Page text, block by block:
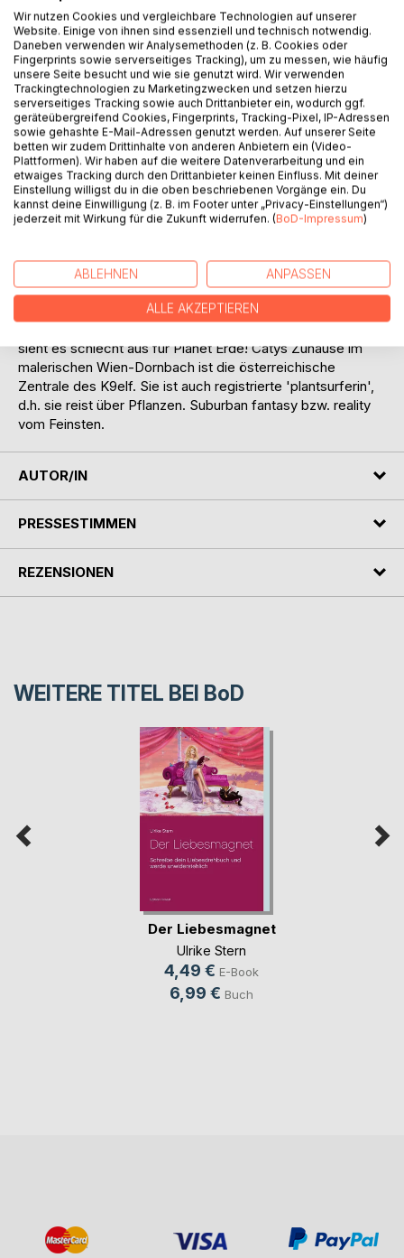
Auf die Merkliste
Titel bewerten
BESCHREIBUNG
Eine Blondine namens Caty A. Gärtner, die eine Elfe ist, ein
Lionel H. Rich, der der Leiter des Kobra9elf Kommandos
ist, ermitteln im Dienste Ihrer Zwergenmajestät. Im ersten
Abenteuer muss das Ermittlerteam die Smaragde der
sieht es schlecht aus für Planet Erde! Catys Zuhause im
malerischen Wien-Dornbach ist die österreichische
Zentrale des K9elf. Sie ist auch registrierte 'plantsurferin',
d.h. sie reist über Pflanzen. Suburban fantasy bzw. reality
vom Feinsten.
AUTOR/IN
PRESSESTIMMEN
REZENSIONEN
WEITERE TITEL BEI BoD
Der Liebesmagnet
Ulrike Stern
4,49 € E-Book
6,99 € Buch
Wir nutzen Cookies und vergleichbare Technologien auf unserer
Website. Einige von ihnen sind essenziell und technisch notwendig.
Daneben verwenden wir Analysemethoden (z. B. Cookies oder
Fingerprints sowie serverseitiges Tracking), um zu messen, wie häufig
unsere Seite besucht und wie sie genutzt wird. Wir verwenden
Trackingtechnologien zu Marketingzwecken und setzen hierzu
serverseitiges Tracking sowie auch Drittanbieter ein, wodurch ggf.
geräteübergreifend Cookies, Fingerprints, Tracking-Pixel, IP-Adressen
sowie gehashte E-Mail-Adressen genutzt werden. Auf unserer Seite
betten wir zudem Drittinhalte von anderen Anbietern ein (Video-
Plattformen). Wir haben auf die weitere Datenverarbeitung und ein
etwaiges Tracking durch den Drittanbieter keinen Einfluss. Mit deiner
Einstellung willigst du in die oben beschriebenen Vorgänge ein. Du
kannst deine Einwilligung (z. B. im Footer unter „Privacy-Einstellungen“)
jederzeit mit Wirkung für die Zukunft widerrufen. (BoD-Impressum)
ABLEHNEN ANPASSEN
ALLE AKZEPTIEREN